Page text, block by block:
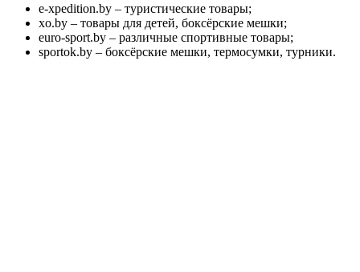
e-xpedition.by – туристические товары;
xo.by – товары для детей, боксёрские мешки;
euro-sport.by – различные спортивные товары;
sportok.by – боксёрские мешки, термосумки, турники.